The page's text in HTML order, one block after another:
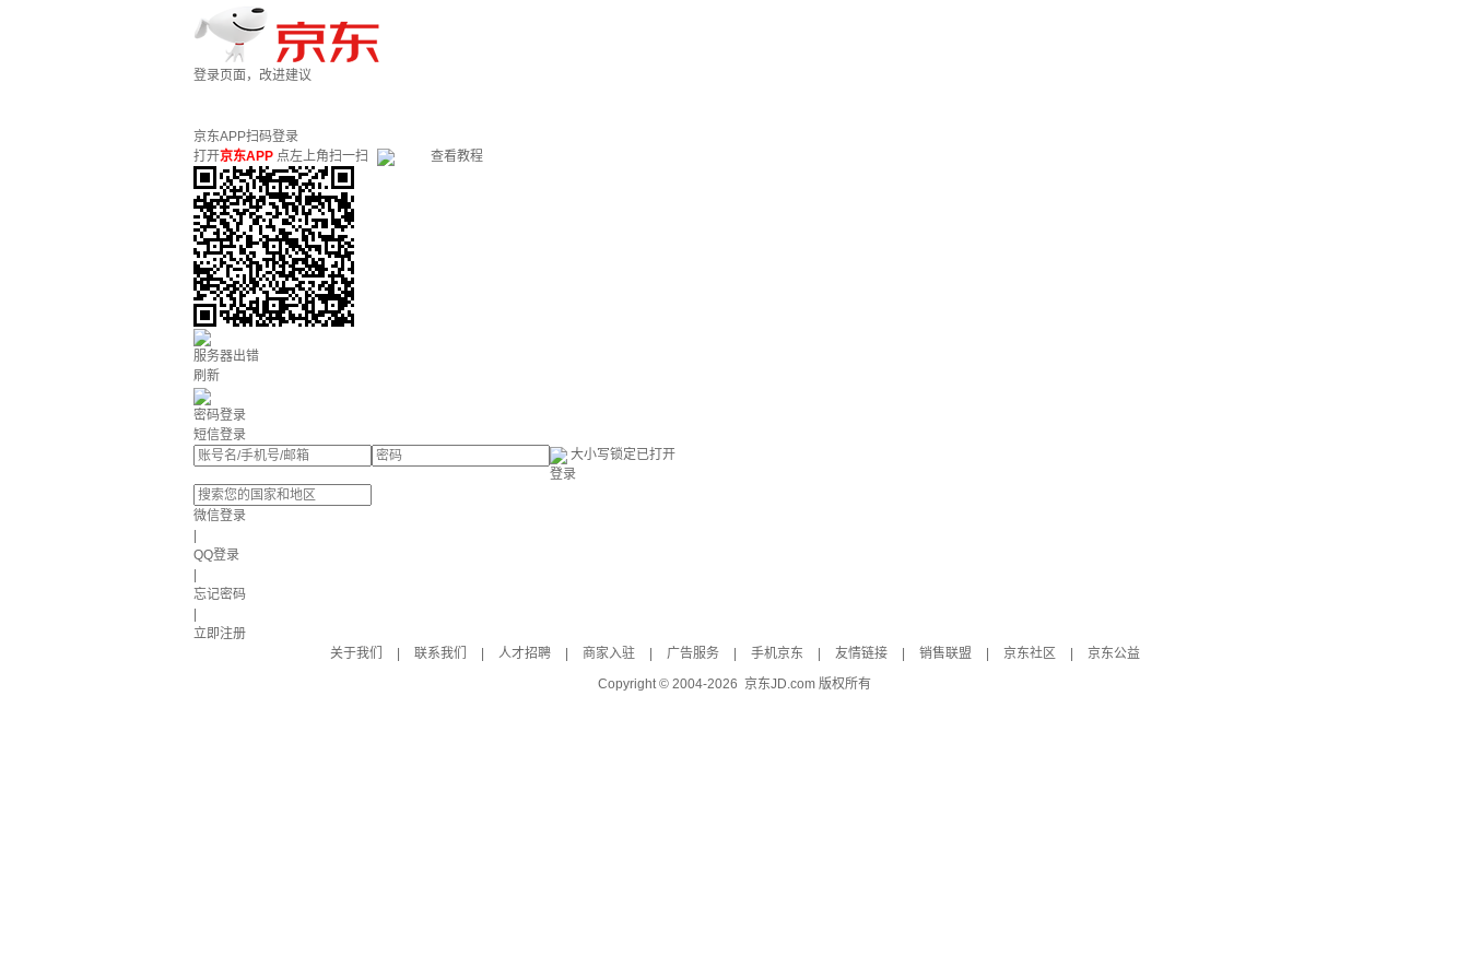
登录页面，改进建议
京东APP扫码登录
打开京东APP 点左上角扫一扫 查看教程
服务器出错
刷新
密码登录
短信登录
大小写锁定已打开
登录
微信登录
QQ登录
忘记密码
立即注册
关于我们
联系我们 人才招聘 商家入驻 广告服务 手机京东 友情链接 销售联盟 京东社区
京东公益
Copyright © 2004-2026 京东JD.com 版权所有